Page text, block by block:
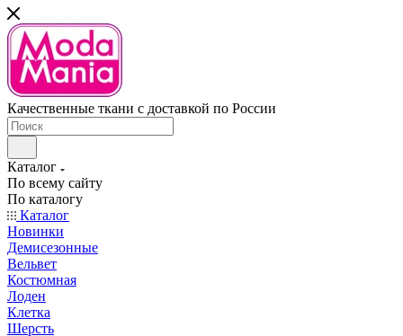
Качественные ткани с доставкой по России
Каталог
По всему сайту
По каталогу
Каталог
Новинки
Демисезонные
Вельвет
Костюмная
Лоден
Клетка
Шерсть